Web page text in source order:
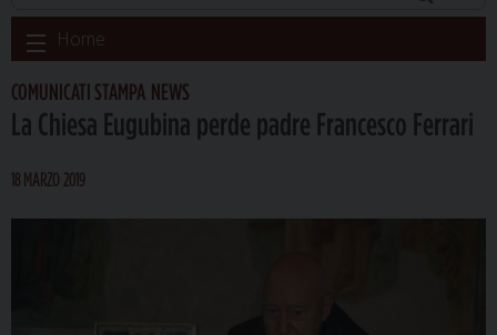
Skip
to
content
Home
COMUNICATI STAMPA NEWS
La Chiesa Eugubina perde padre Francesco Ferrari
18 MARZO 2019